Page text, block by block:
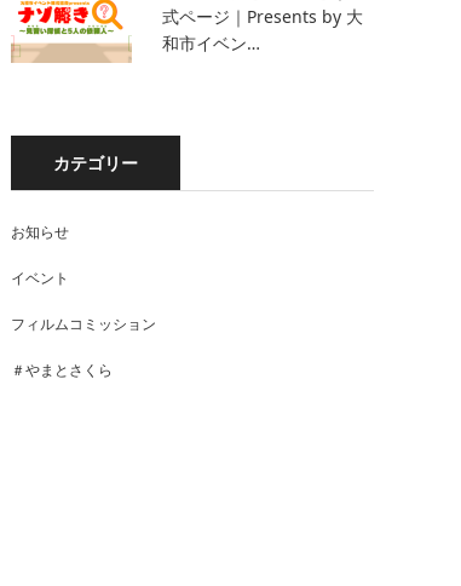
式ページ｜Presents by 大
和市イベン…
カテゴリー
お知らせ
イベント
フィルムコミッション
＃やまとさくら